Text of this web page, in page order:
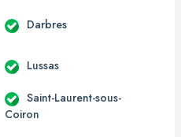
Darbres
Lussas
Saint-Laurent-sous-
Coiron